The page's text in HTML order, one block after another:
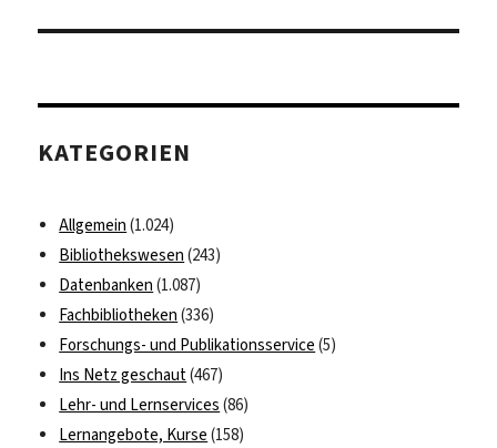
KATEGORIEN
Allgemein (1.024)
Bibliothekswesen (243)
Datenbanken (1.087)
Fachbibliotheken (336)
Forschungs- und Publikationsservice (5)
Ins Netz geschaut(467)
Lehr- und Lernservices (86)
Lernangebote, Kurse (158)